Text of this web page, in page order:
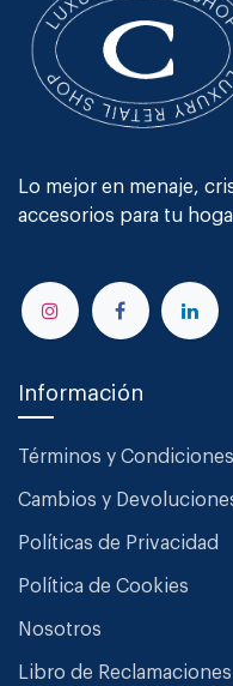
Lo mejor en menaje,
accesorios para tu
Información
Términos y Condiciones
Cambios y
Políticas de Privacidad
Política de Cookies
Nosotros
Libro de Reclamaciones